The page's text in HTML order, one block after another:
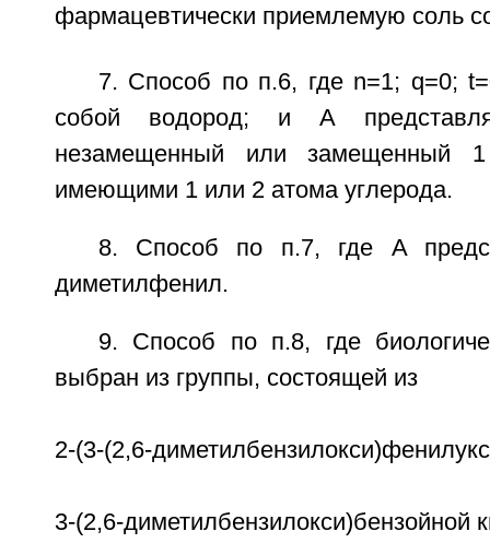
фармацевтически приемлемую соль
7. Способ по п.6, где n=1; q=0;
собой водород; и A
незамещенный или замещенный
имеющими 1 или 2 атома углерода.
8. Способ по п.7, где A
диметилфенил.
9. Способ по п.8, где
выбран из группы, состоящей из
2-(3-(2,6-
3-(2,6-диметилбензилокси)бензойной